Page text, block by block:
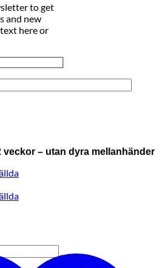
to get
and new
here or
veckor – utan dyra mellanhänder